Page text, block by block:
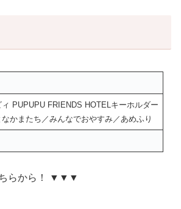
PUPUPU FRIENDS HOTELキーホルダー
かまたち／みんなでおやすみ／あめふり
らから！ ▼▼▼